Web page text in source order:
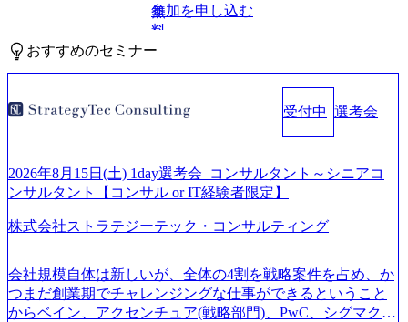
無
料
参加を申し込む
おすすめのセミナー
受付中 選考会
2026年8月15日(土) 1day選考会_コンサルタント～シニアコ
ンサルタント【コンサル or IT経験者限定】
株式会社ストラテジーテック・コンサルティング
会社規模自体は新しいが、全体の4割を戦略案件を占め、か
つまだ創業期でチャレンジングな仕事ができるということ
からベイン、アクセンチュア(戦略部門)、PwC、シグマクシ